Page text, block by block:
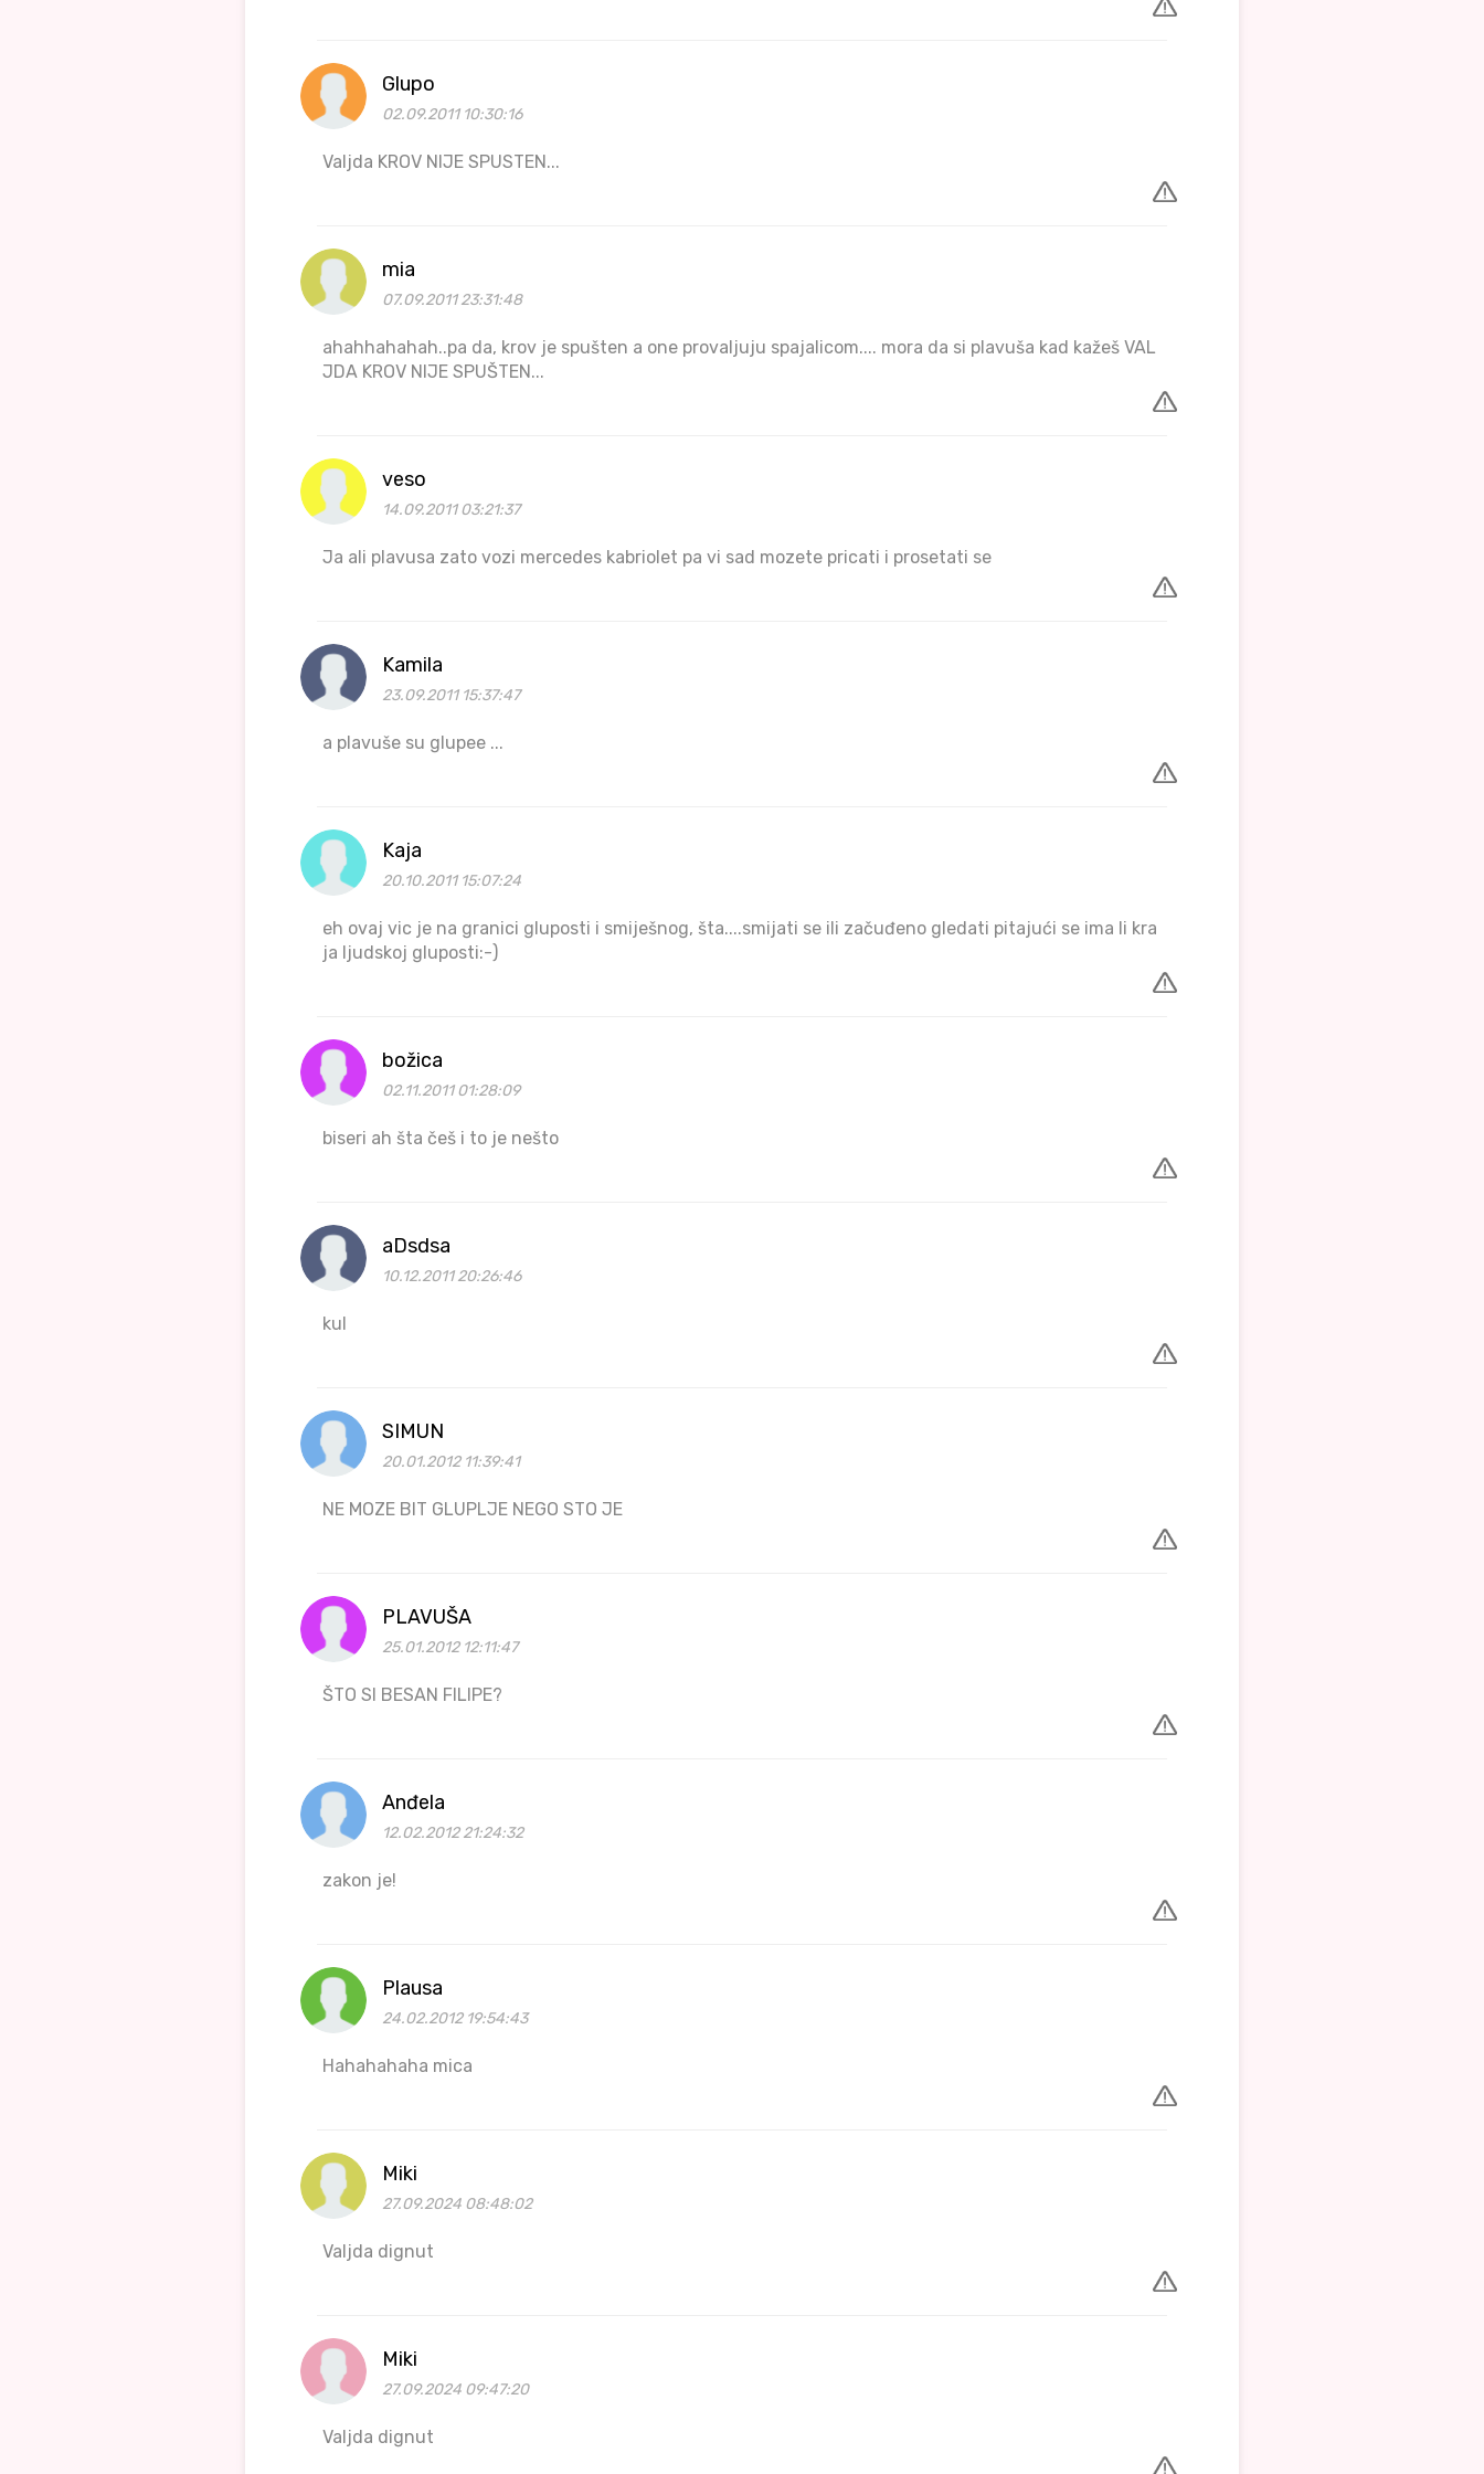
Glupo
02.09.2011 10:30:16
Valjda KROV NIJE SPUSTEN...
mia
07.09.2011 23:31:48
ahahhahahah..pa da, krov je spušten a one provaljuju spajalicom.... mora da si plavuša kad kažeš VAL
JDA KROV NIJE SPUŠTEN...
veso
14.09.2011 03:21:37
Ja ali plavusa zato vozi mercedes kabriolet pa vi sad mozete pricati i prosetati se
Kamila
23.09.2011 15:37:47
a plavuše su glupee ...
Kaja
20.10.2011 15:07:24
eh ovaj vic je na granici gluposti i smiješnog, šta....smijati se ili začuđeno gledati pitajući se ima li kra
ja ljudskoj gluposti:-)
božica
02.11.2011 01:28:09
biseri ah šta češ i to je nešto
aDsdsa
10.12.2011 20:26:46
kul
SIMUN
20.01.2012 11:39:41
NE MOZE BIT GLUPLJE NEGO STO JE
PLAVUŠA
25.01.2012 12:11:47
ŠTO SI BESAN FILIPE?
Anđela
12.02.2012 21:24:32
zakon je!
Plausa
24.02.2012 19:54:43
Hahahahaha mica
Miki
27.09.2024 08:48:02
Valjda dignut
Miki
27.09.2024 09:47:20
Valjda dignut